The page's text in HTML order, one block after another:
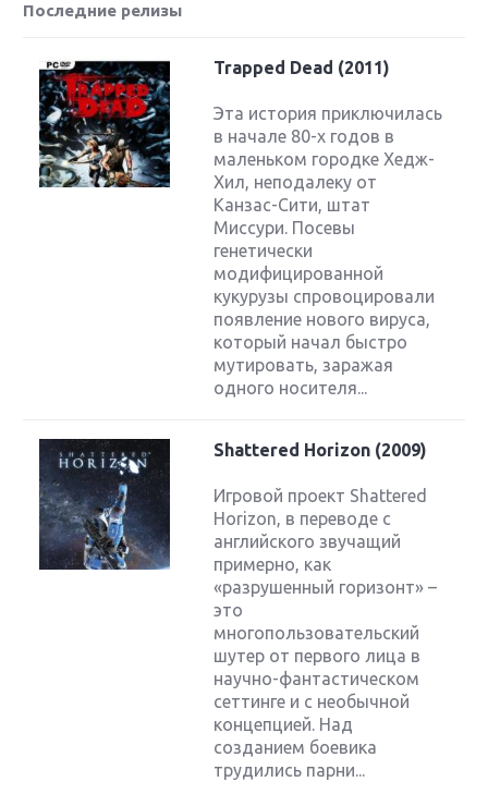
Последние релизы
Trapped Dead (2011)
Эта история приключилась
в начале 80-х годов в
маленьком городке Хедж-
Хил, неподалеку от
Канзас-Сити, штат
Миссури. Посевы
генетически
модифицированной
кукурузы спровоцировали
появление нового вируса,
который начал быстро
мутировать, заражая
одного носителя...
Shattered Horizon (2009)
Игровой проект Shattered
Horizon, в переводе с
английского звучащий
примерно, как
«разрушенный горизонт» –
это
многопользовательский
шутер от первого лица в
научно-фантастическом
сеттинге и с необычной
концепцией. Над
созданием боевика
трудились парни...